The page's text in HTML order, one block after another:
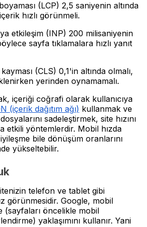
(LCP) 2,5 saniyenin altında
hızlı görünmeli.
etkileşim (INP) 200 milisaniyenin
sayfa tıklamalara hızlı yanıt
(CLS) 0,1'in altında olmalı,
yerinden oynamamalı.
içeriği coğrafi olarak kullanıcıya
(içerik dağıtım ağı) kullanmak ve
sadeleştirmek, site hızını
etkili yöntemlerdir. Mobil hızda
bile dönüşüm oranlarını
yükseltebilir.
telefon ve tablet gibi
görünmesidir. Google, mobil
(sayfaları öncelikle mobil
yaklaşımını kullanır. Yani